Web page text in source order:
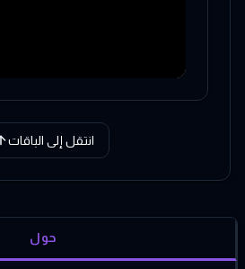
انتقل إلى الباقات
حول